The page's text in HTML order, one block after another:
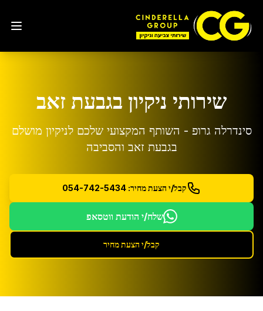
שירותי ניקיון בגבעת זאב
סינדרלה גרופ - השותף המקצועי שלכם לניקיון מושלם
בגבעת זאב והסביבה
קבל/י הצעת מחיר: 054-742-5434
שלח/י הודעת ווטסאפ
קבל/י הצעת מחיר